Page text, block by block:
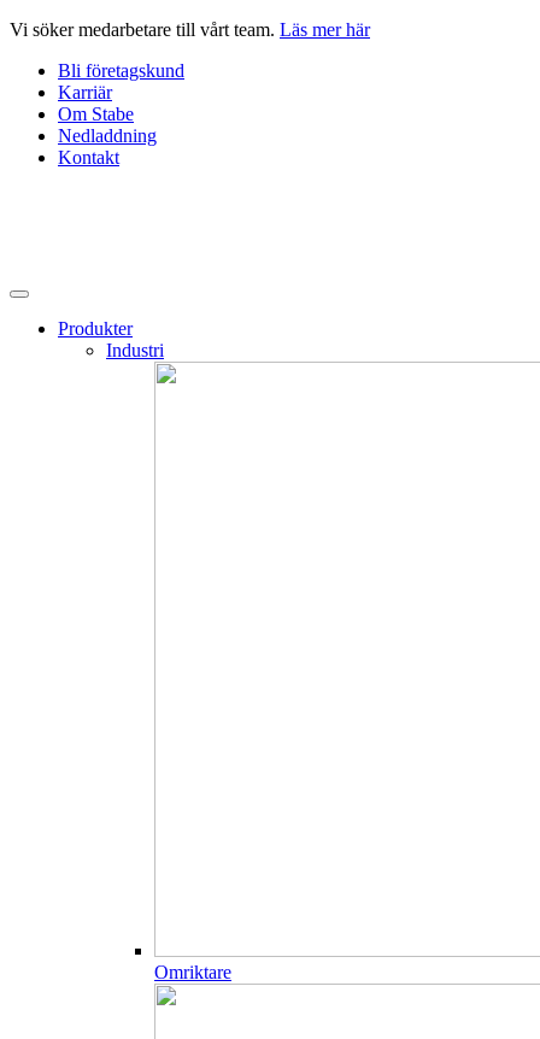
Hoppa
innehåll
Vi söker medarbetare till vårt team. Läs mer här
Bli företagskund
Karriär
Om Stabe
Nedladdning
Kontakt
Produkter
Industri
Omriktare